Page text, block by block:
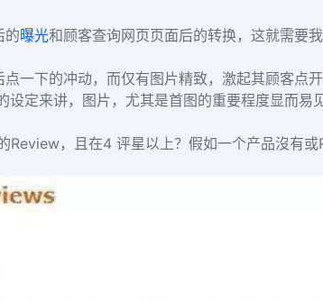
的曝光和顾客查询网页页面后的转换，这就需要
一下的冲动，而仅有图片精致，激起其顾客点
定来讲，图片，尤其是首图的重要程度显而易见
Review，且在4 评星以上？假如一个产品沒有